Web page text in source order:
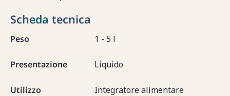
Scheda tecnica
Peso 1 - 5 l
Presentazione Liquido
Utilizzo Integratore alimentare